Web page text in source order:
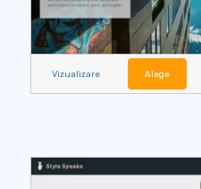
Vizualizare Alege